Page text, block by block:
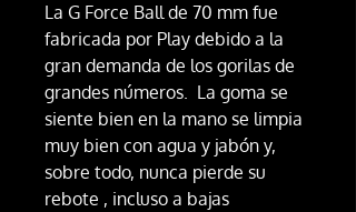
La G Force Ball de 70 mm fue
fabricada por Play debido a la
gran demanda de los gorilas de
grandes números. La goma se
siente bien en la mano se limpia
muy bien con agua y jabón y,
sobre todo, nunca pierde su
rebote , incluso a bajas